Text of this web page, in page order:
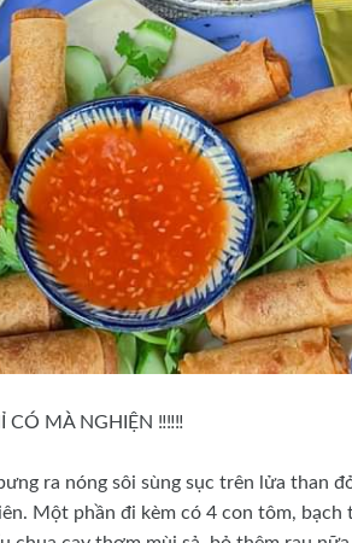
MÀ NGHIỆN ‼️‼️‼️
ra nóng sôi sùng sục trên lửa than
Một phần đi kèm có 4 con tôm, bạch